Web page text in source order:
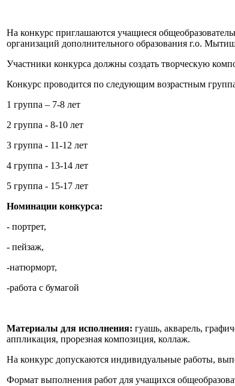
На конкурс приглашаются учащиеся
организаций дополнительного образования г.о.
Участники конкурса должны создать творческую
Конкурс проводится по следующим возрастным
1 группа – 7-8 лет
2 группа - 8-10 лет
3 группа - 11-12 лет
4 группа - 13-14 лет
5 группа - 15-17 лет
Номинации конкурса:
- портрет,
- пейзаж,
-натюрморт,
-работа с бумагой
Материалы для исполнения: гуашь, акварель,
аппликация, прорезная композиция, коллаж.
На конкурс допускаются индивидуальные работы,
Формат выполнения работ для учащихся